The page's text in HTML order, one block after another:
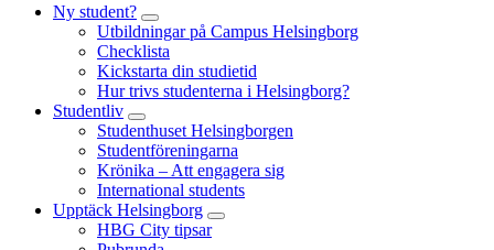
Ny student?
Utbildningar på Campus Helsingborg
Checklista
Kickstarta din studietid
Hur trivs studenterna i Helsingborg?
Studentliv
Studenthuset Helsingborgen
Studentföreningarna
Krönika – Att engagera sig
International students
Upptäck Helsingborg
HBG City tipsar